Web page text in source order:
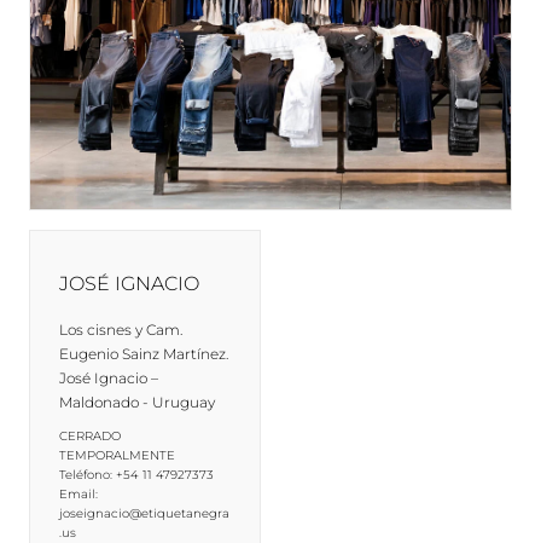
JOSÉ IGNACIO
Los cisnes y Cam.
Eugenio Sainz Martínez.
José Ignacio –
Maldonado - Uruguay
CERRADO
TEMPORALMENTE
Teléfono: +54 11 47927373
Email:
joseignacio@etiquetanegra
.us